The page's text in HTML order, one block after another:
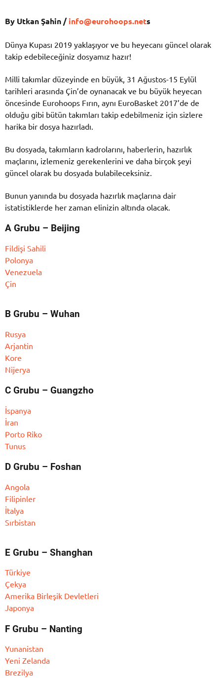
By Utkan Şahin /info@eurohoops.nets
Dünya Kupası 2019 yaklaşıyor ve bu heyecanı güncel olarak
takip edebileceğiniz dosyamız hazır!
Milli takımlar düzeyinde en büyük, 31 Ağustos-15 Eylül
tarihleri arasında Çin’de oynanacak ve bu büyük heyecan
öncesinde Eurohoops Fırın, aynı EuroBasket 2017’de de
olduğu gibi bütün takımları takip edebilmeniz için sizlere
harika bir dosya hazırladı.
Bu dosyada, takımların kadrolarını, haberlerin, hazırlık
maçlarını, izlemeniz gerekenlerini ve daha birçok şeyi
güncel olarak bu dosyada bulabileceksiniz.
Bunun yanında bu dosyada hazırlık maçlarına dair
istatistiklerde her zaman elinizin altında olacak.
A Grubu – Beijing
Fildişi Sahili
Polonya
Venezuela
Çin
B Grubu – Wuhan
Rusya
Arjantin
Kore
Nijerya
C Grubu – Guangzho
İspanya
İran
Porto Riko
Tunus
D Grubu – Foshan
Angola
Filipinler
İtalya
Sırbistan
E Grubu – Shanghan
Türkiye
Çekya
Amerika Birleşik Devletleri
Japonya
F Grubu – Nanting
Yunanistan
Yeni Zelanda
Brezilya